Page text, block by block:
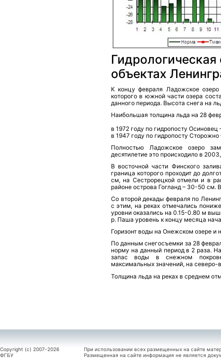
объектах
К концу февраля Ладожское
которого в южной части озера
данного периода. Высота снега на
Наибольшая толщина льда на 28
в 1972 году по гидропосту Осиновец
в 1947 году по гидропосту Сторожно
Полностью Ладожское озеро
десятилетие это происходило в
В восточной части Финского
граница которого проходит до
см, на Сестрорецкой отмели и в
районе острова Гогланд – 30-50 см.
Со второй декады февраля по
с этим, на реках отмечались
уровни оказались на 0.15-0.80 м
р. Паша уровень к концу месяца
Горизонт воды на Онежском озере и
По данным снегосъемки за 28
норму на данный период в 2 раза.
запас воды в снежном покрове
максимальных значений, на
Толщина льда на реках в среднем
Copyright (c) 2007-2026
ФГБУ
При использовании всех размещенных на сайте
Размещенная на сайте информация не является